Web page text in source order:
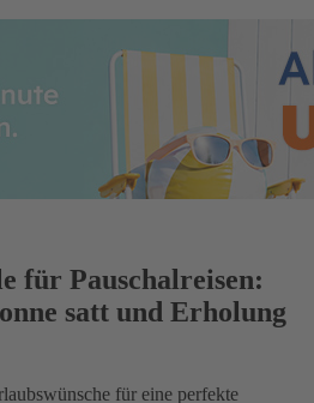
für Pauschalreisen:
satt und Erholung
für eine perfekte